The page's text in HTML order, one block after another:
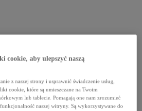
cookie, aby ulepszyć naszą
z naszej strony i usprawnić świadczenie usług,
cookie, które są umieszczane na Twoim
lub tablecie. Pomagają one nam zrozumieć
naszej witryny. Są wykorzystywane do